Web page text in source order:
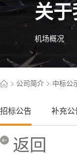
关
机场概况
公司简介 中标公
招标公告 补充公
返回